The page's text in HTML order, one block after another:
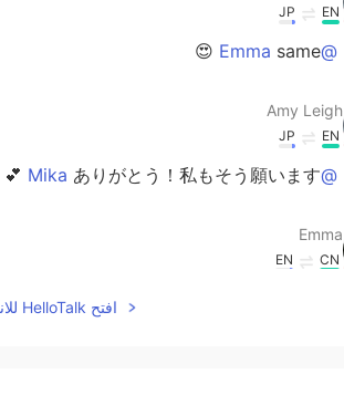
EN
JP
@Emma
same 😍
Amy Leigh
EN
JP
@Mika
ありがとう！私もそう願います 💕
Emma
CN
EN
true.cant get enough of it.افتح HelloTalk للانضمام الى المحادثة